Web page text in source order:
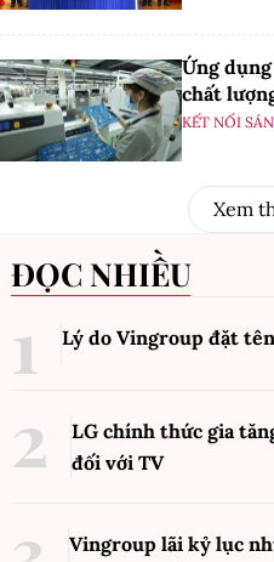
Ứng
chất
KẾT NỐI
Xem
ĐỌC NHIỀU
Lý do Vingroup đặt
LG chính thức gia
đối với TV
Vingroup lãi kỷ lục